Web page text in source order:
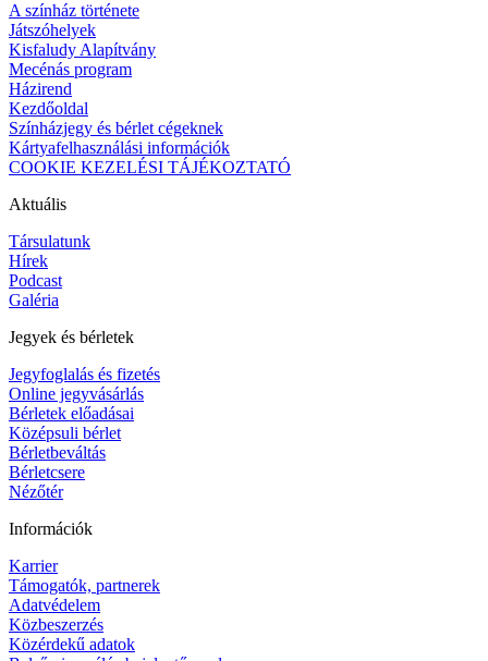
A színház története
Játszóhelyek
Kisfaludy Alapítvány
Mecénás program
Házirend
Kezdőoldal
Színházjegy és bérlet cégeknek
Kártyafelhasználási információk
COOKIE KEZELÉSI TÁJÉKOZTATÓ
Aktuális
Társulatunk
Hírek
Podcast
Galéria
Jegyek és bérletek
Jegyfoglalás és fizetés
Online jegyvásárlás
Bérletek előadásai
Középsuli bérlet
Bérletbeváltás
Bérletcsere
Nézőtér
Információk
Karrier
Támogatók, partnerek
Adatvédelem
Közbeszerzés
Közérdekű adatok